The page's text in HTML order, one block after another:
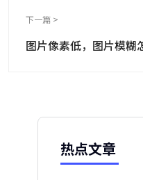
下一篇 >
图片像素低，图片模糊
热点文章